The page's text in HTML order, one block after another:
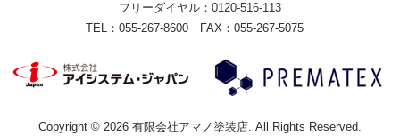
フリーダイヤル： 0120-516-113
TEL：055-267-8600 FAX：055-267-5075
Copyright © 2026 有限会社アマノ塗装店. All Rights Reserved.